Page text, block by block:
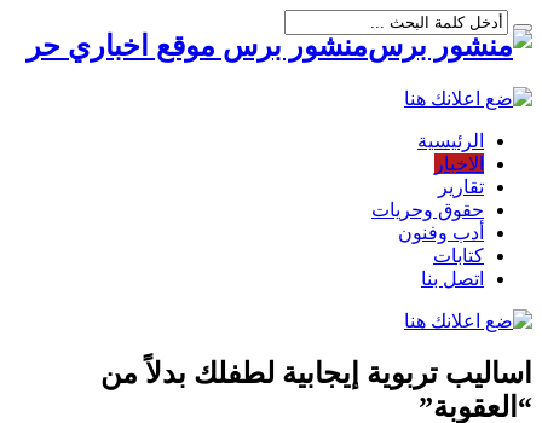
منشور برس موقع اخباري حر
الرئيسية
الاخبار
تقارير
حقوق وحريات
أدب وفنون
كتابات
اتصل بنا
اساليب تربوية إيجابية لطفلك بدلاً من
“العقوبة”